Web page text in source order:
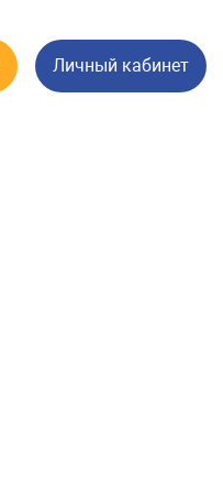
Личный кабинет